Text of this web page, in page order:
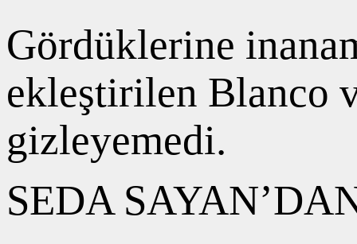
Gördüklerine
ekleştirilen Blanco
gizleyemedi.
SEDA